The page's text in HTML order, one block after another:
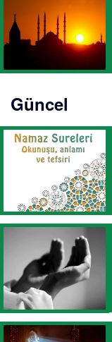
Güncel